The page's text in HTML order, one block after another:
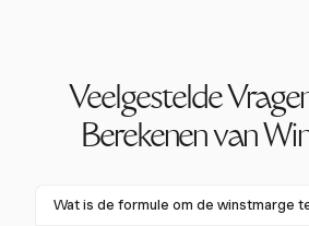
Veelgestelde
Berekenen van
Wat is de formule om de winstmarge